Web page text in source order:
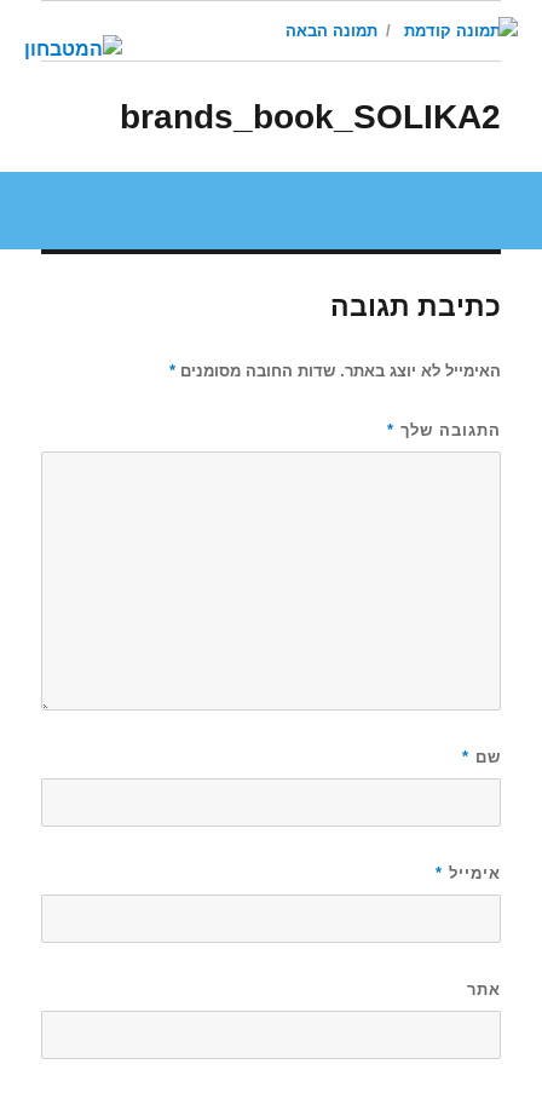
תמונה קודמת תמונה הבאה
brands_book_SOLIKA2
כתיבת תגובה
האימייל לא יוצג באתר. שדות החובה מסומנים*
התגובה שלך *
שם *
אימייל *
אתר